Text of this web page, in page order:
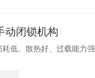
动闭锁机构
耗低、散热好、过载能力强